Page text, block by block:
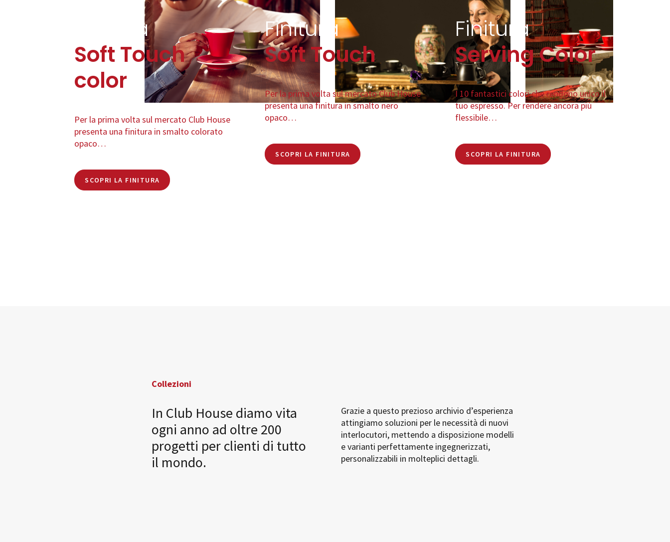
Finitura
Soft Touch
color
Per la prima volta sul mercato Club House
presenta una finitura in smalto colorato
opaco…
SCOPRI LA FINITURA
Finitura
Soft Touch
Per la prima volta sul mercato Club House
presenta una finitura in smalto nero
opaco…
SCOPRI LA FINITURA
Finitura
Serving Color
I 10 fantastici colori che rendono unico il
tuo espresso. Per rendere ancora più
flessibile…
SCOPRI LA FINITURA
Collezioni
In Club House diamo vita
ogni anno ad oltre 200
progetti per clienti di tutto
il mondo.
Grazie a questo prezioso archivio d’esperienza
attingiamo soluzioni per le necessità di nuovi
interlocutori, mettendo a disposizione modelli
e varianti perfettamente ingegnerizzati,
personalizzabili in molteplici dettagli.